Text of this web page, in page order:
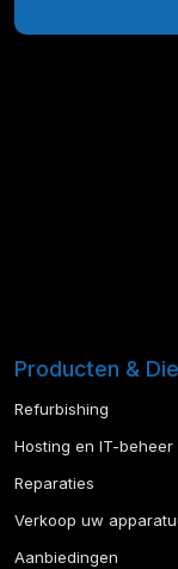
Producten &
Refurbishing
Hosting en IT-beheer
Reparaties
Verkoop uw
Aanbiedingen